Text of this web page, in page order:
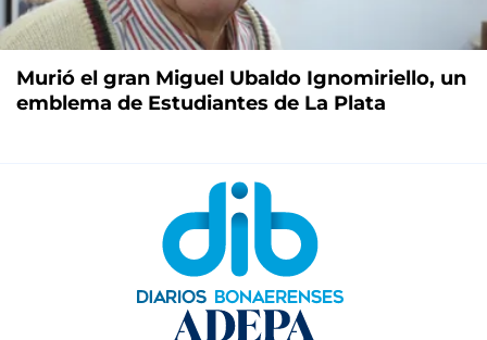
Murió el gran Miguel Ubaldo Ignomiriello, un
emblema de Estudiantes de La Plata